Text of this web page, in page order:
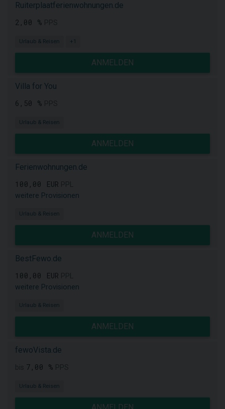
Ruiterplaatferienwohnungen.de
2,00 %
Urlaub & Reisen +1
ANMELDEN
Villa for You
6,50 %
Urlaub & Reisen
ANMELDEN
Ferienwohnungen.de
100,00 EUR
weitere Provisionen
Urlaub & Reisen
ANMELDEN
BestFewo.de
100,00 EUR
weitere Provisionen
Urlaub & Reisen
ANMELDEN
fewoVista.de
7,00 %
Urlaub & Reisen